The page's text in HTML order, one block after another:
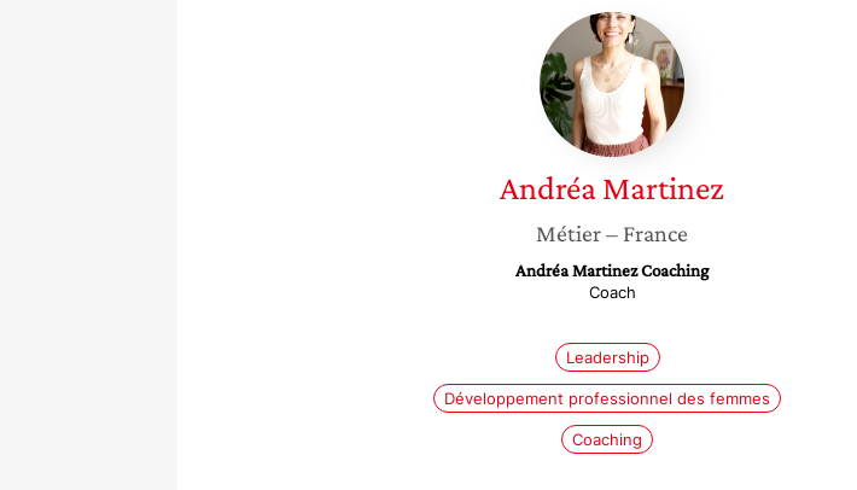
Andréa
Martinez
AndréaMartinez
Métier– France
Andréa Martinez Coaching
Coach
Leadership
Développement professionnel des femmes
Coaching